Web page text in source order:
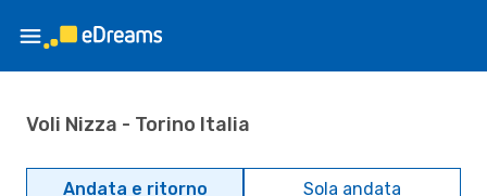
Voli Nizza - Torino Italia
Andata e ritorno Sola andata